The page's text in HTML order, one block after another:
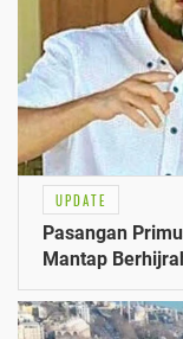
UPDATE
Pasangan
Mantap